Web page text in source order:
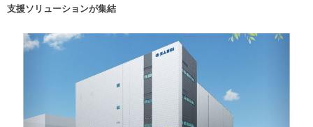
支援ソリューションが集結